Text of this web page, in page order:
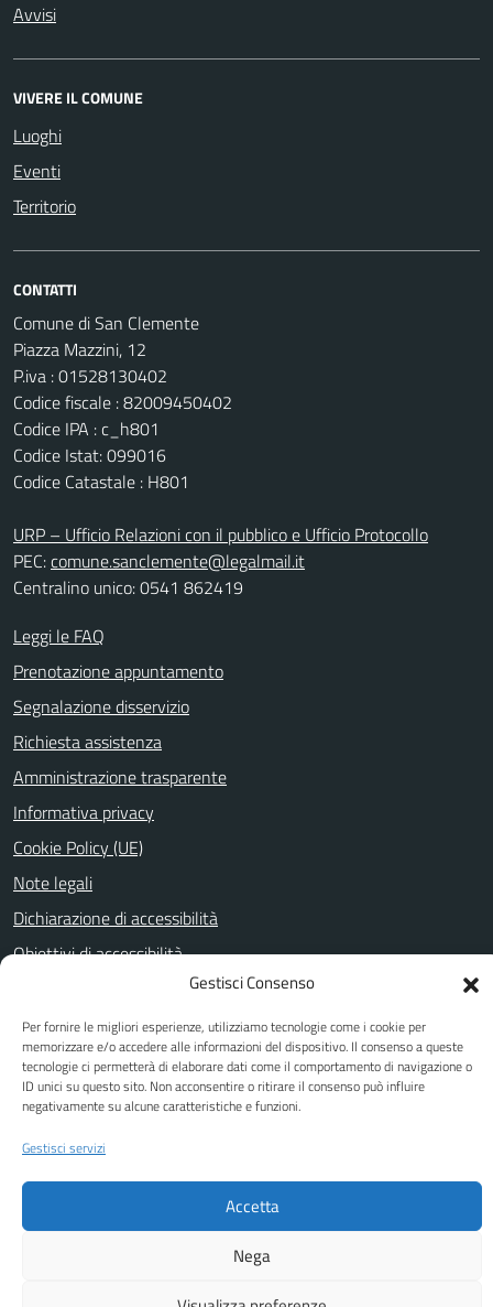
Gestisci Consenso
Per fornire le migliori esperienze, utilizziamo tecnologie come i cookie per
memorizzare e/o accedere alle informazioni del dispositivo. Il consenso a queste
tecnologie ci permetterà di elaborare dati come il comportamento di navigazione o
ID unici su questo sito. Non acconsentire o ritirare il consenso può influire
negativamente su alcune caratteristiche e funzioni.
Gestisci servizi
Accetta
Nega
Avvisi
VIVERE IL COMUNE
Luoghi
Eventi
Territorio
CONTATTI
Comune di San Clemente
Piazza Mazzini, 12
P.iva : 01528130402
Codice fiscale : 82009450402
Codice IPA : c_h801
Codice Istat: 099016
Codice Catastale : H801
URP – Ufficio Relazioni con il pubblico e Ufficio Protocollo
PEC:comune.sanclemente@legalmail.it
Centralino unico: 0541 862419
Leggi le FAQ
Prenotazione appuntamento
Segnalazione disservizio
Richiesta assistenza
Amministrazione trasparente
Informativa privacy
Cookie Policy (UE)
Note legali
Dichiarazione di accessibilità
Obiettivi di accessibilità
SEGUICI SU
FacebookYoutube
Piano di miglioramento del sito